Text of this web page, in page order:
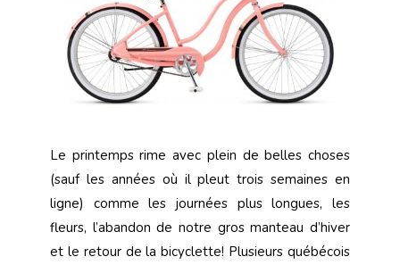
Le printemps rime avec plein de belles choses
(sauf les années où il pleut trois semaines en
ligne) comme les journées plus longues, les
fleurs, l’abandon de notre gros manteau d’hiver
et le retour de la bicyclette! Plusieurs québécois